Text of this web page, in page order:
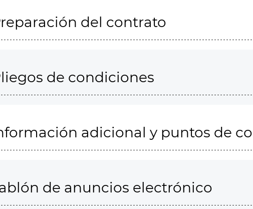
del contrato
de condiciones
adicional y puntos de
de anuncios electrónico